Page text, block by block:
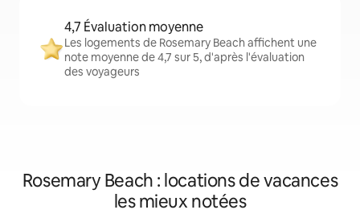
4,7 Évaluation moyenne
Les logements de Rosemary Beach affichent une
note moyenne de 4,7 sur 5, d'après l'évaluation
des voyageurs
Rosemary Beach : locations de vacances
les mieux notées